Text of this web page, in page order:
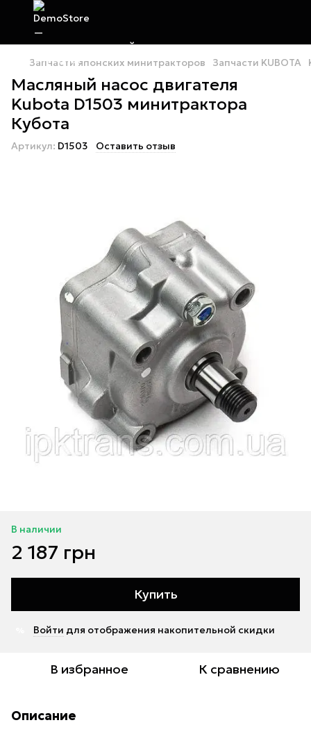
Запчасти японских минитракторов Запчасти KUBOTA
Масляный насос двигателя
Kubota D1503 минитрактора
Кубота
Артикул: D1503 Оставить отзыв
В наличии
2 187 грн
Купить
Войти для отображения накопительной скидки
В избранное К сравнению
Описание